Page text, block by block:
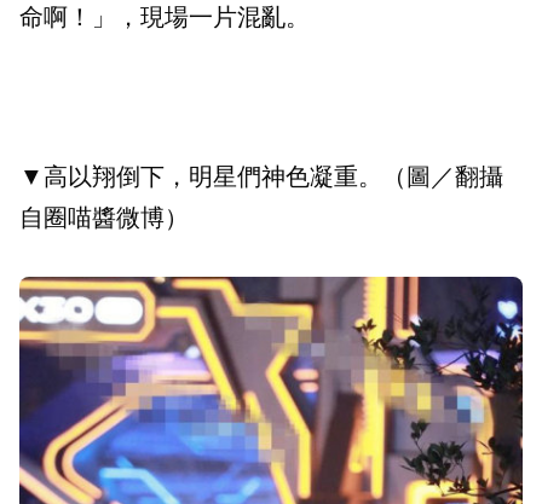
命啊！」，現場一片混亂。
▼高以翔倒下，明星們神色凝重。（圖／翻攝
自圈喵醬微博）